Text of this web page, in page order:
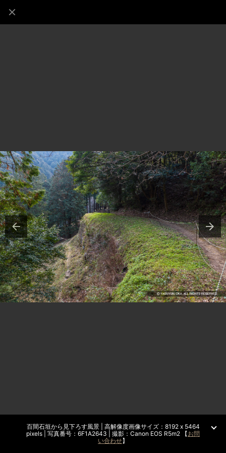
百間石垣から見下ろす風景 | 高解像度画像サイズ：8192 x 5464
pixels | 写真番号：6F1A2643 | 撮影：Canon EOS R5m2 【お問
い合わせ】